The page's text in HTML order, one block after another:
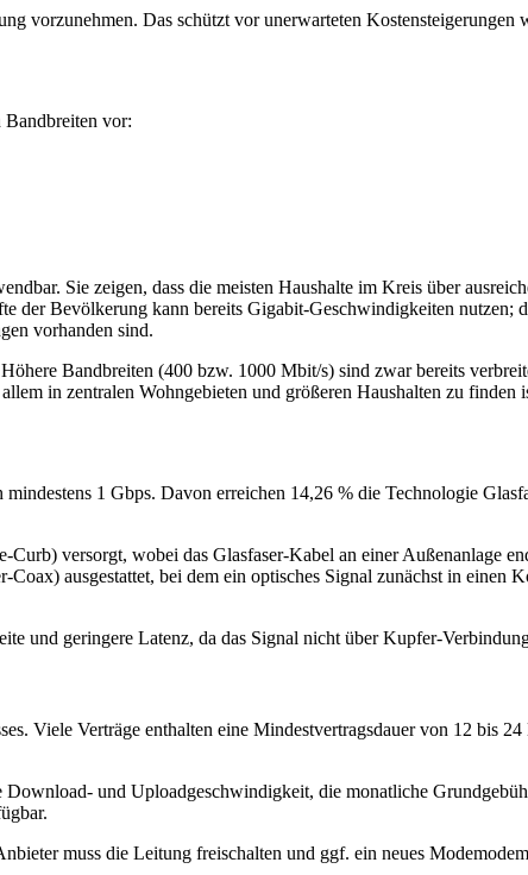
vorzunehmen. Das schützt vor unerwarteten Kostensteigerungen
Bandbreiten vor:
Sie zeigen, dass die meisten Haushalte im Kreis über
Bevölkerung kann bereits Gigabit‑Geschwindigkeiten nutzen;
vorhanden sind.
Bandbreiten (400 bzw. 1000 Mbit/s) sind zwar bereits
in zentralen Wohngebieten und größeren Haushalten zu finden
1 Gbps. Davon erreichen 14,26 % die Technologie
versorgt, wobei das Glasfaser‑Kabel an einer Außenanlage
ausgestattet, bei dem ein optisches Signal zunächst in einen
und geringere Latenz, da das Signal nicht über
Viele Verträge enthalten eine Mindestvertragsdauer von 12 bis
und Uploadgeschwindigkeit, die monatliche
muss die Leitung freischalten und ggf. ein neues